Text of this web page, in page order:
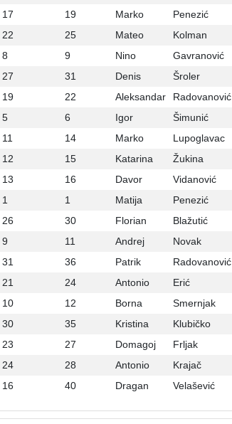
17
19 Marko Penezić
22
25 Mateo Kolman
8
9 Nino Gavranović
27
31 Denis Šroler
19
22 Aleksandar Radovanović
5
6 Igor Šimunić
11
14 Marko Lupoglavac
12
15 Katarina Žukina
13
16 Davor Vidanović
1
1 Matija Penezić
26
30 Florian Blažutić
9
11 Andrej Novak
31
36 Patrik Radovanović
21
24 Antonio Erić
10
12 Borna Smernjak
30
35 Kristina Klubičko
23
27 Domagoj Frljak
24
28 Antonio Krajač
16
40 Dragan Velašević